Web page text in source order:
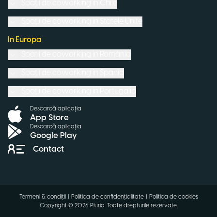
In Europa
Descarcă aplicația
App Store
Descarcă aplicația
Google Play
Contact
Copyright © 2026 Pluria. Toate drepturile rezervate.
Termeni & condiții Politica de confidențialitate Politica de cookies